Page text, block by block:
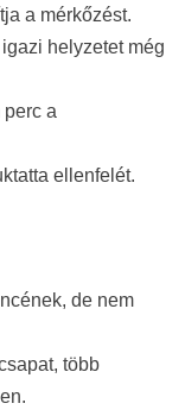
a mérkőzést.
helyzetet még
a
ellenfelét.
de nem
több